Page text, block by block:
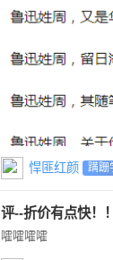
悍匪红颜 蹒跚
评--折价有点快！！
嚯嚯嚯嚯